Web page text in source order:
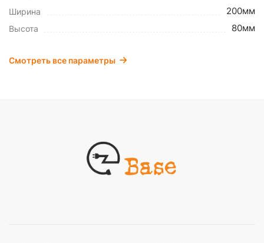
Ширина 200мм
Высота 80мм
Смотреть все параметры